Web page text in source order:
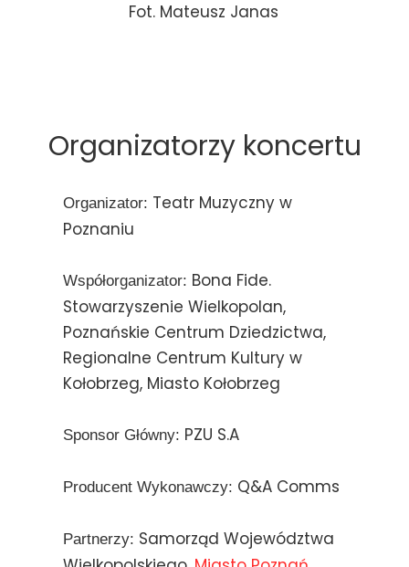
Fot. Mateusz Janas
Organizatorzy koncertu
Organizator: Teatr Muzyczny w
Poznaniu
Współorganizator: Bona Fide.
Stowarzyszenie Wielkopolan,
Poznańskie Centrum Dziedzictwa,
Regionalne Centrum Kultury w
Kołobrzeg, Miasto Kołobrzeg
Sponsor Główny: PZU S.A
Producent Wykonawczy: Q&A Comms
Partnerzy: Samorząd Województwa